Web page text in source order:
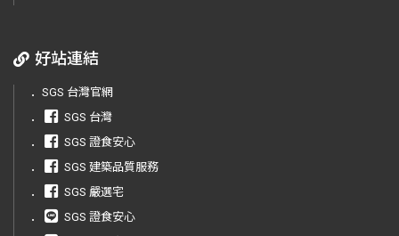
好站連結
． SGS 台灣官網
．
SGS 台灣
．
SGS 證食安心
．
SGS 建築品質服務
．
SGS 嚴選宅
．
SGS 證食安心